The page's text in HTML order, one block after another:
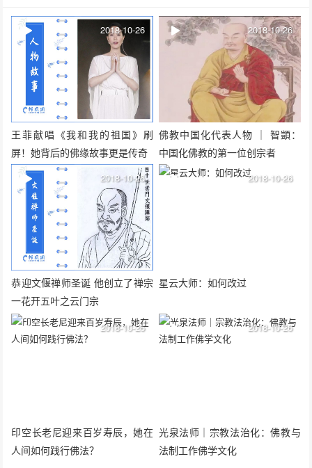
王菲献唱《我和我的祖国》刷
屏！她背后的佛缘故事更是传奇
2018-10-26
佛教中国化代表人物 ｜ 智顗：
中国化佛教的第一位创宗者
2018-10-26
恭迎文偃禅师圣诞 他创立了禅宗
一花开五叶之云门宗
2018-10-26
星云大师：如何改过
2018-10-26
印空长老尼迎来百岁寿辰，她在
人间如何践行佛法？
2018-10-26
光泉法师｜宗教法治化：佛教与
法制工作佛学文化
2018-10-26